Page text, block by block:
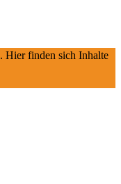
Hier finden sich Inhalte